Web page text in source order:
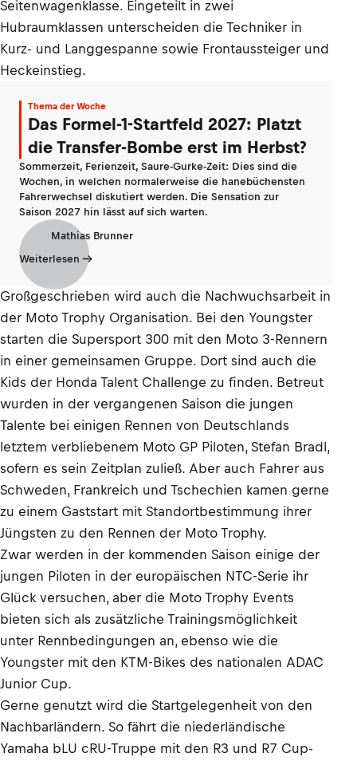
Seitenwagenklasse. Eingeteilt in zwei
Hubraumklassen unterscheiden die Techniker in
Kurz- und Langgespanne sowie Frontaussteiger und
Heckeinstieg.
Thema der Woche
Das Formel-1-Startfeld 2027: Platzt
die Transfer-Bombe erst im Herbst?
Sommerzeit, Ferienzeit, Saure-Gurke-Zeit: Dies sind die
Wochen, in welchen normalerweise die hanebüchensten
Fahrerwechsel diskutiert werden. Die Sensation zur
Saison 2027 hin lässt auf sich warten.
Mathias Brunner
Weiterlesen
Großgeschrieben wird auch die Nachwuchsarbeit in
der Moto Trophy Organisation. Bei den Youngster
starten die Supersport 300 mit den Moto 3-Rennern
in einer gemeinsamen Gruppe. Dort sind auch die
Kids der Honda Talent Challenge zu finden. Betreut
wurden in der vergangenen Saison die jungen
Talente bei einigen Rennen von Deutschlands
letztem verbliebenem Moto GP Piloten, Stefan Bradl,
sofern es sein Zeitplan zuließ. Aber auch Fahrer aus
Schweden, Frankreich und Tschechien kamen gerne
zu einem Gaststart mit Standortbestimmung ihrer
Jüngsten zu den Rennen der Moto Trophy.
Zwar werden in der kommenden Saison einige der
jungen Piloten in der europäischen NTC-Serie ihr
Glück versuchen, aber die Moto Trophy Events
bieten sich als zusätzliche Trainingsmöglichkeit
unter Rennbedingungen an, ebenso wie die
Youngster mit den KTM-Bikes des nationalen ADAC
Junior Cup.
Gerne genutzt wird die Startgelegenheit von den
Nachbarländern. So fährt die niederländische
Yamaha bLU cRU-Truppe mit den R3 und R7 Cup-